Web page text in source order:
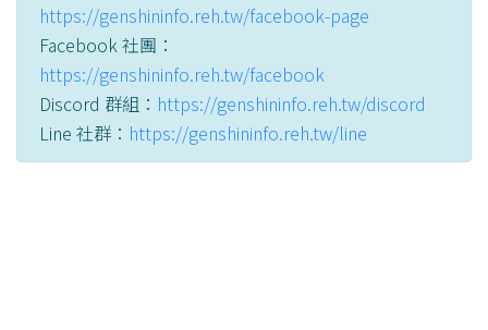
https://genshininfo.reh.tw/facebook-page
Facebook 社團：
https://genshininfo.reh.tw/facebook
Discord 群組： https://genshininfo.reh.tw/discord
Line 社群： https://genshininfo.reh.tw/line